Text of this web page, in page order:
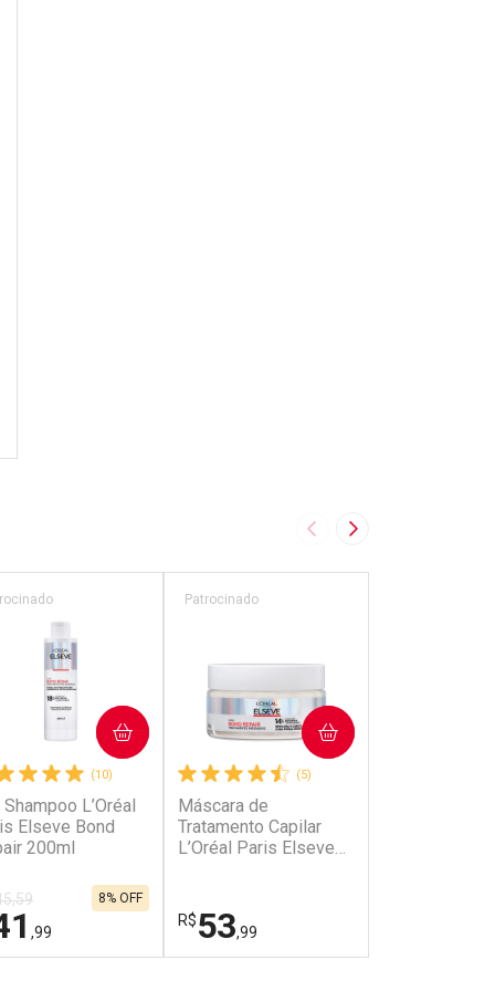
Imagem Anterior
Próxima Imagem
(10)
L’Oréal
Elseve Bond
200ml
,99
8% OFF
COMPRAR
(5)
Máscara de
Tratamento Capilar
L’Oréal Paris Elseve
Patrocinado
R$53,99
COMPRAR